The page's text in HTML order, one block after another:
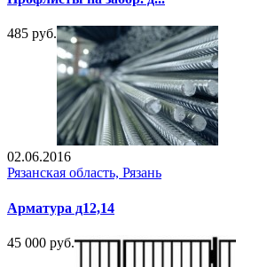
485 руб.
02.06.2016
Рязанская область, Рязань
Арматура д12,14
45 000 руб.